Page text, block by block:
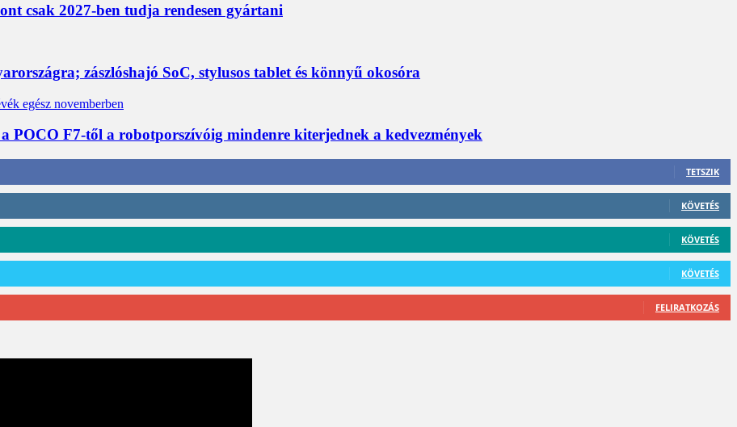
csak 2027-ben tudja rendesen gyártani
zászlóshajó SoC, stylusos tablet és könnyű okosóra
F7-től a robotporszívóig mindenre kiterjednek a kedvezmények
TETSZIK
KÖVETÉS
KÖVETÉS
KÖVETÉS
FELIRATKOZÁS